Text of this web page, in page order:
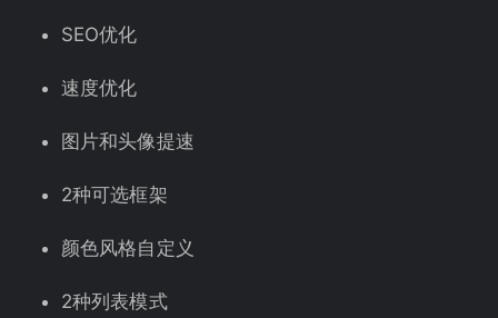
SEO优化
速度优化
图片和头像提速
2种可选框架
颜色风格自定义
2种列表模式